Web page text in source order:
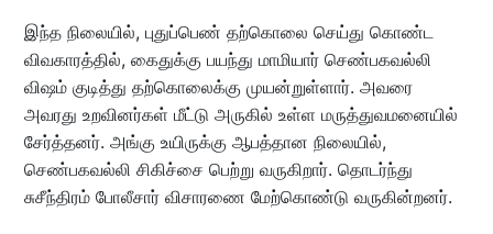
இந்த நிலையில், புதுப்பெண் தற்கொலை செய்து கொண்ட
விவகாரத்தில், கைதுக்கு பயந்து மாமியார் செண்பகவல்லி
விஷம் குடித்து தற்கொலைக்கு முயன்றுள்ளார். அவரை
அவரது உறவினர்கள் மீட்டு அருகில் உள்ள மருத்துவமனையில்
சேர்த்தனர். அங்கு உயிருக்கு ஆபத்தான நிலையில்,
செண்பகவல்லி சிகிச்சை பெற்று வருகிறார். தொடர்ந்து
சுசீந்திரம் போலீசார் விசாரணை மேற்கொண்டு வருகின்றனர்.